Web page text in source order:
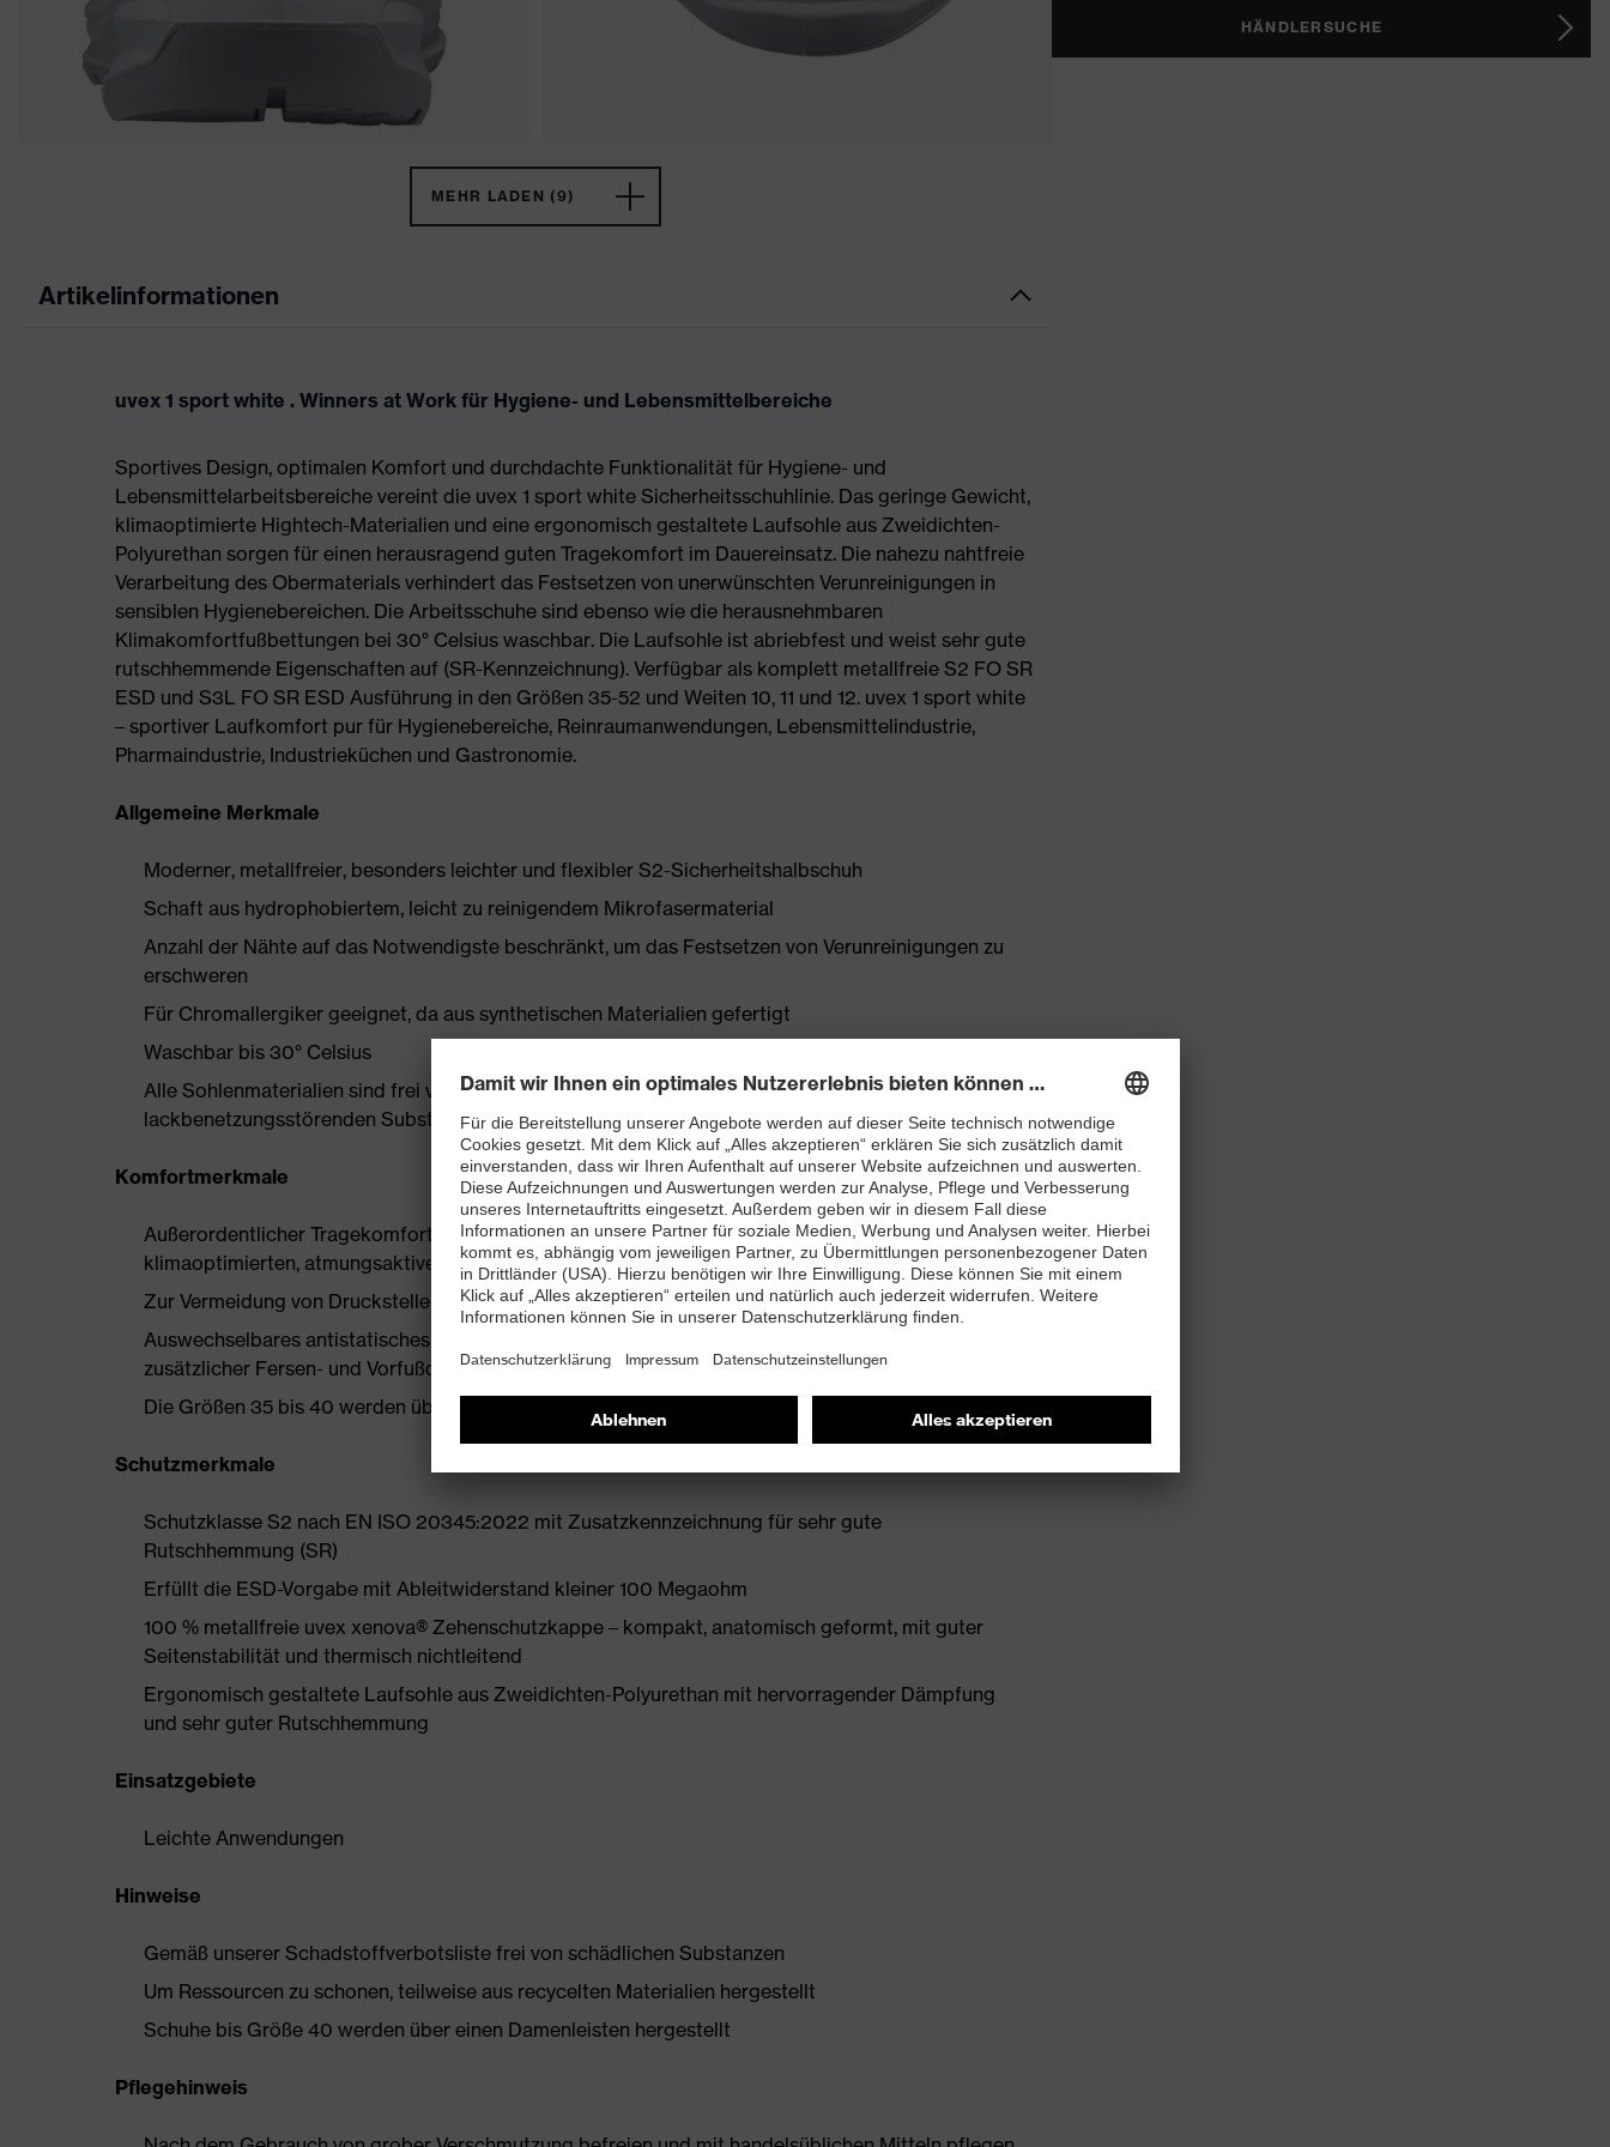
MEHR LADEN (9)
Artikelinformationen
uvex 1 sport white . Winners at Work für Hygiene- und Lebensmittelbereiche
Sportives Design, optimalen Komfort und durchdachte Funktionalität für Hygiene- und
Lebensmittelarbeitsbereiche vereint die uvex 1 sport white Sicherheitsschuhlinie. Das geringe Gewicht,
klimaoptimierte Hightech-Materialien und eine ergonomisch gestaltete Laufsohle aus Zweidichten-
Polyurethan sorgen für einen herausragend guten Tragekomfort im Dauereinsatz. Die nahezu nahtfreie
Verarbeitung des Obermaterials verhindert das Festsetzen von unerwünschten Verunreinigungen in
sensiblen Hygienebereichen. Die Arbeitsschuhe sind ebenso wie die herausnehmbaren
Klimakomfortfußbettungen bei 30° Celsius waschbar. Die Laufsohle ist abriebfest und weist sehr gute
rutschhemmende Eigenschaften auf (SR-Kennzeichnung). Verfügbar als komplett metallfreie S2 FO SR
ESD und S3L FO SR ESD Ausführung in den Größen 35-52 und Weiten 10, 11 und 12. uvex 1 sport white
– sportiver Laufkomfort pur für Hygienebereiche, Reinraumanwendungen, Lebensmittelindustrie,
Pharmaindustrie, Industrieküchen und Gastronomie.
Allgemeine Merkmale
Moderner, metallfreier, besonders leichter und flexibler S2-Sicherheitshalbschuh
Schaft aus hydrophobiertem, leicht zu reinigendem Mikrofasermaterial
Anzahl der Nähte auf das Notwendigste beschränkt, um das Festsetzen von Verunreinigungen zu
erschweren
Für Chromallergiker geeignet, da aus synthetischen Materialien gefertigt
Waschbar bis 30° Celsius
Alle Sohlenmaterialien sind frei von Silikonen, Weichmachern und anderen
lackbenetzungsstörenden Substanzen
Komfortmerkmale
Außerordentlicher Tragekomfort, zu dem ein neu entwickelter Leisten ebenso beiträgt wie die
klimaoptimierten, atmungsaktiven Materialien
Zur Vermeidung von Druckstellen nahezu nahtfreie Schaftkonstruktion
Auswechselbares antistatisches Komfortfußbett mit Feuchtigkeitstransportsystem und
zusätzlicher Fersen- und Vorfußdämpfung
Die Größen 35 bis 40 werden über einen Damenleisten hergestellt
Schutzmerkmale
Schutzklasse S2 nach EN ISO 20345:2022 mit Zusatzkennzeichnung für sehr gute
Rutschhemmung (SR)
Erfüllt die ESD-Vorgabe mit Ableitwiderstand kleiner 100 Megaohm
100 % metallfreie uvex xenova® Zehenschutzkappe – kompakt, anatomisch geformt, mit guter
Seitenstabilität und thermisch nichtleitend
Ergonomisch gestaltete Laufsohle aus Zweidichten-Polyurethan mit hervorragender Dämpfung
und sehr guter Rutschhemmung
Einsatzgebiete
Leichte Anwendungen
Hinweise
Gemäß unserer Schadstoffverbotsliste frei von schädlichen Substanzen
Um Ressourcen zu schonen, teilweise aus recycelten Materialien hergestellt
Schuhe bis Größe 40 werden über einen Damenleisten hergestellt
Pflegehinweis
HÄNDLERSUCHE